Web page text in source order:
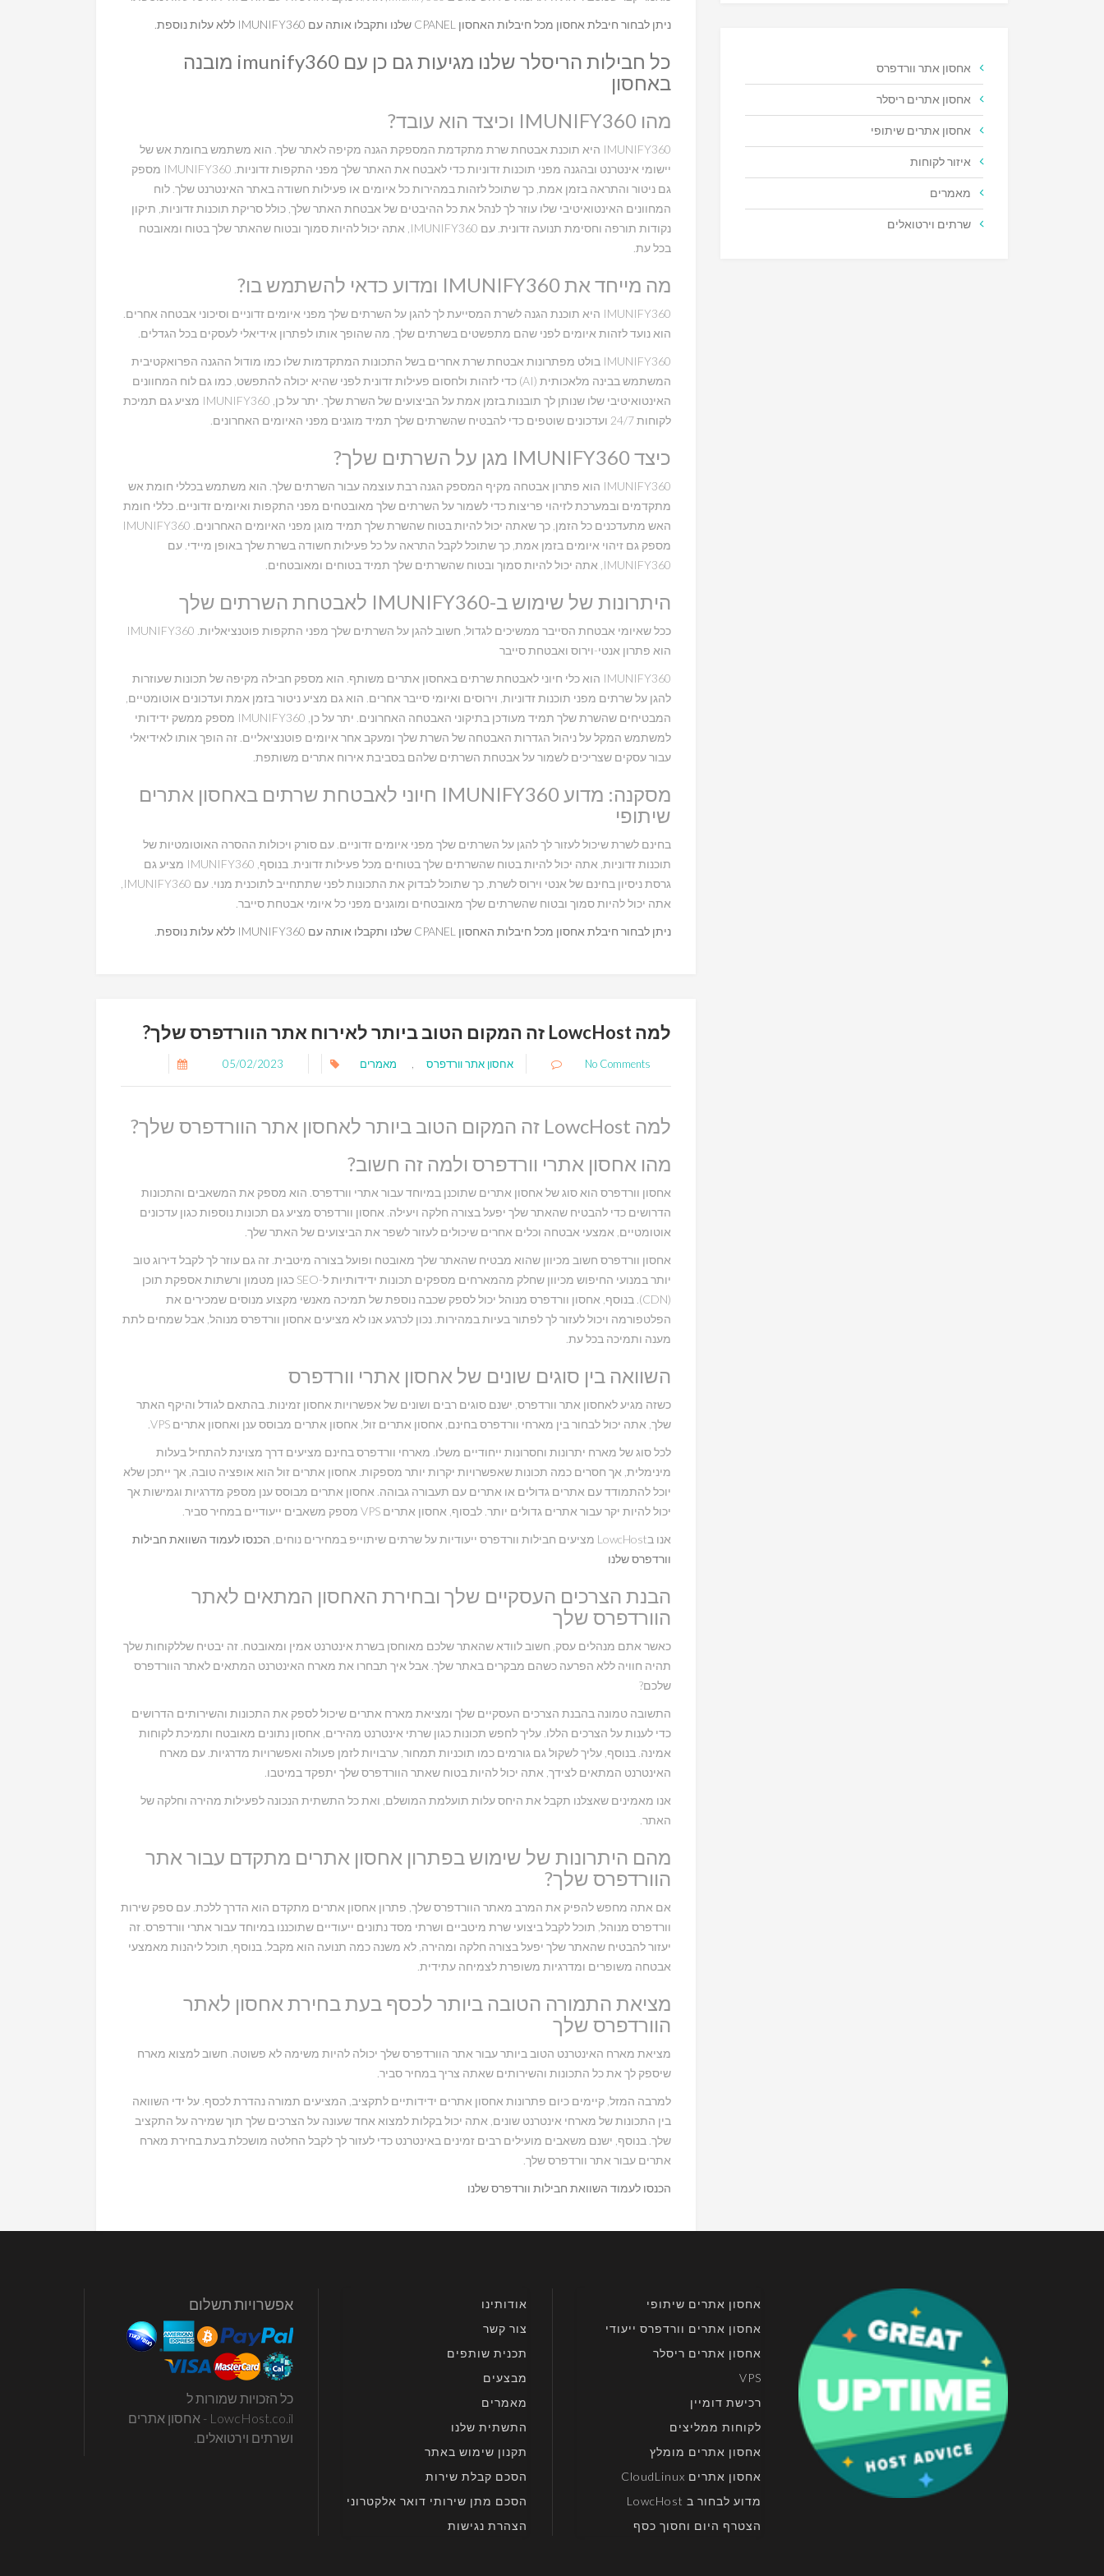
ניתן לבחור חיבלת אחסון מכל חיבלות האחסון CPANEL שלנו ותקבלו אותה עם IMUNIFY360 ללא עלות נוספת.
כל חבילות הריסלר שלנו מגיעות גם כן עם imunify360 מובנה
באחסון
מהו IMUNIFY360 וכיצד הוא עובד?
IMUNIFY360 היא תוכנת אבטחת שרת מתקדמת המספקת הגנה מקיפה לאתר שלך. הוא משתמש בחומת אש של
יישומי אינטרנט ובהגנה מפני תוכנות זדוניות כדי לאבטח את האתר שלך מפני התקפות זדוניות. IMUNIFY360 מספק
גם ניטור והתראה בזמן אמת, כך שתוכל לזהות במהירות כל איומים או פעילות חשודה באתר האינטרנט שלך. לוח
המחוונים האינטואיטיבי שלו עוזר לך לנהל את כל ההיבטים של אבטחת האתר שלך, כולל סריקת תוכנות זדוניות, תיקון
נקודות תורפה וחסימת תנועה זדונית. עם IMUNIFY360, אתה יכול להיות סמוך ובטוח שהאתר שלך בטוח ומאובטח
בכל עת.
מה מייחד את IMUNIFY360 ומדוע כדאי להשתמש בו?
IMUNIFY360 היא תוכנת הגנה לשרת המסייעת לך להגן על השרתים שלך מפני איומים זדוניים וסיכוני אבטחה אחרים.
הוא נועד לזהות איומים לפני שהם מתפשטים בשרתים שלך, מה שהופך אותו לפתרון אידיאלי לעסקים בכל הגדלים.
IMUNIFY360 בולט מפתרונות אבטחת שרת אחרים בשל התכונות המתקדמות שלו כמו מודול ההגנה הפרואקטיבית
המשתמש בבינה מלאכותית (AI) כדי לזהות ולחסום פעילות זדונית לפני שהיא יכולה להתפשט, כמו גם לוח המחוונים
האינטואיטיבי שלו שנותן לך תובנות בזמן אמת על הביצועים של השרת שלך. יתר על כן, IMUNIFY360 מציע גם תמיכת
לקוחות 24/7 ועדכונים שוטפים כדי להבטיח שהשרתים שלך תמיד מוגנים מפני האיומים האחרונים.
כיצד IMUNIFY360 מגן על השרתים שלך?
IMUNIFY360 הוא פתרון אבטחה מקיף המספק הגנה רבת עוצמה עבור השרתים שלך. הוא משתמש בכללי חומת אש
מתקדמים ובמערכת לזיהוי פריצות כדי לשמור על השרתים שלך מאובטחים מפני התקפות ואיומים זדוניים. כללי חומת
האש מתעדכנים כל הזמן, כך שאתה יכול להיות בטוח שהשרת שלך תמיד מוגן מפני האיומים האחרונים. IMUNIFY360
מספק גם זיהוי איומים בזמן אמת, כך שתוכל לקבל התראה על כל פעילות חשודה בשרת שלך באופן מיידי. עם
IMUNIFY360, אתה יכול להיות סמוך ובטוח שהשרתים שלך תמיד בטוחים ומאובטחים.
היתרונות של שימוש ב-IMUNIFY360 לאבטחת השרתים שלך
ככל שאיומי אבטחת הסייבר ממשיכים לגדול, חשוב להגן על השרתים שלך מפני התקפות פוטנציאליות. IMUNIFY360
הוא פתרון אנטי-וירוס ואבטחת סייבר
IMUNIFY360 הוא כלי חיוני לאבטחת שרתים באחסון אתרים משותף. הוא מספק חבילה מקיפה של תכונות שעוזרות
להגן על שרתים מפני תוכנות זדוניות, וירוסים ואיומי סייבר אחרים. הוא גם מציע ניטור בזמן אמת ועדכונים אוטומטיים,
המבטיחים שהשרת שלך תמיד מעודכן בתיקוני האבטחה האחרונים. יתר על כן, IMUNIFY360 מספק ממשק ידידותי
למשתמש המקל על ניהול הגדרות האבטחה של השרת שלך ומעקב אחר איומים פוטנציאליים. זה הופך אותו לאידיאלי
עבור עסקים שצריכים לשמור על אבטחת השרתים שלהם בסביבת אירוח אתרים משותפת.
מסקנה: מדוע IMUNIFY360 חיוני לאבטחת שרתים באחסון אתרים
שיתופי
בחינם לשרת שיכול לעזור לך להגן על השרתים שלך מפני איומים זדוניים. עם סורק ויכולות ההסרה האוטומטיות של
תוכנות זדוניות, אתה יכול להיות בטוח שהשרתים שלך בטוחים מכל פעילות זדונית. בנוסף, IMUNIFY360 מציע גם
אתה יכול להיות סמוך ובטוח שהשרתים שלך מאובטחים ומוגנים מפני כל איומי אבטחת סייבר.
ניתן לבחור חיבלת אחסון מכל חיבלות האחסון CPANEL שלנו ותקבלו אותה עם IMUNIFY360 ללא עלות נוספת.
למה LowcHost זה המקום הטוב ביותר לאירוח אתר הוורדפרס שלך?
05/02/2023 אחסון אתר וורדפרס מאמרים No Comments
למה LowcHost זה המקום הטוב ביותר לאחסון אתר הוורדפרס שלך?
מהו אחסון אתרי וורדפרס ולמה זה חשוב?
אחסון וורדפרס הוא סוג של אחסון אתרים שתוכנן במיוחד עבור אתרי וורדפרס. הוא מספק את המשאבים והתכונות
הדרושים כדי להבטיח שהאתר שלך יפעל בצורה חלקה ויעילה. אחסון וורדפרס מציע גם תכונות נוספות כגון עדכונים
אוטומטיים, אמצעי אבטחה וכלים אחרים שיכולים לעזור לשפר את הביצועים של האתר שלך.
אחסון וורדפרס חשוב מכיוון שהוא מבטיח שהאתר שלך מאובטח ופועל בצורה מיטבית. זה גם עוזר לך לקבל דירוג טוב
יותר במנועי החיפוש מכיוון שחלק מהמארחים מספקים תכונות ידידותיות ל-SEO כגון מטמון ורשתות אספקת תוכן
(CDN). בנוסף, אחסון וורדפרס מנוהל יכול לספק שכבה נוספת של תמיכה מאנשי מקצוע מנוסים שמכירים את
הפלטפורמה ויכול לעזור לך לפתור בעיות במהירות. נכון לכרגע אנו לא מציעים אחסון וורדפרס מנוהל, אבל שמחים לתת
מענה ותמיכה בכל עת.
השוואה בין סוגים שונים של אחסון אתרי וורדפרס
כשזה מגיע לאחסון אתר וורדפרס, ישנם סוגים רבים ושונים של אפשרויות אחסון זמינות. בהתאם לגודל והיקף האתר
שלך, אתה יכול לבחור בין מארחי וורדפרס בחינם, אחסון אתרים זול, אחסון אתרים מבוסס ענן ואחסון אתרים VPS.
לכל סוג של מארח יתרונות וחסרונות ייחודיים משלו. מארחי וורדפרס בחינם מציעים דרך מצוינת להתחיל בעלות
מינימלית, אך חסרים כמה תכונות שאפשרויות יקרות יותר מספקות. אחסון אתרים זול הוא אופציה טובה, אך ייתכן שלא
יוכל להתמודד עם אתרים גדולים או אתרים עם תעבורה גבוהה. אחסון אתרים מבוסס ענן מספק מדרגיות וגמישות אך
יכול להיות יקר עבור אתרים גדולים יותר. לבסוף, אחסון אתרים VPS מספק משאבים ייעודיים במחיר סביר.
אנו בLowcHost מציעים חבילות וורדפרס ייעודיות על שרתים שיתוייפ במחירים נוחים,
הכנסו לעמוד השוואת חבילות
וורדפרס שלנו
הבנת הצרכים העסקיים שלך ובחירת האחסון המתאים לאתר
הוורדפרס שלך
כאשר אתם מנהלים עסק, חשוב לוודא שהאתר שלכם מאוחסן בשרת אינטרנט אמין ומאובטח. זה יבטיח שללקוחות שלך
תהיה חוויה ללא הפרעה כשהם מבקרים באתר שלך. אבל איך תבחרו את מארח האינטרנט המתאים לאתר הוורדפרס
שלכם?
התשובה טמונה בהבנת הצרכים העסקיים שלך ומציאת מארח אתרים שיכול לספק את התכונות והשירותים הדרושים
כדי לענות על הצרכים הללו. עליך לחפש תכונות כגון שרתי אינטרנט מהירים, אחסון נתונים מאובטח ותמיכת לקוחות
אמינה. בנוסף, עליך לשקול גם גורמים כמו תוכניות תמחור, ערבויות לזמן פעולה ואפשרויות מדרגיות. עם מארח
האינטרנט המתאים לצידך, אתה יכול להיות בטוח שאתר הוורדפרס שלך יתפקד במיטבו.
אנו מאמינים שאצלנו תקבל את היחס עלות תועלמת המושלם, ואת כל התשתית הנכונה לפעילות מהירה וחלקה של
האתר.
מהם היתרונות של שימוש בפתרון אחסון אתרים מתקדם עבור אתר
הוורדפרס שלך?
אם אתה מחפש להפיק את המרב מאתר הוורדפרס שלך, פתרון אחסון אתרים מתקדם הוא הדרך ללכת. עם ספק שירות
וורדפרס מנוהל, תוכל לקבל ביצועי שרת מיטביים ושרתי מסד נתונים ייעודיים שתוכננו במיוחד עבור אתרי וורדפרס. זה
יעזור להבטיח שהאתר שלך יפעל בצורה חלקה ומהירה, לא משנה כמה תנועה הוא מקבל. בנוסף, תוכל ליהנות מאמצעי
אבטחה משופרים ומדרגיות משופרת לצמיחה עתידית.
מציאת התמורה הטובה ביותר לכסף בעת בחירת אחסון לאתר
הוורדפרס שלך
מציאת מארח האינטרנט הטוב ביותר עבור אתר הוורדפרס שלך יכולה להיות משימה לא פשוטה. חשוב למצוא מארח
שיספק לך את כל התכונות והשירותים שאתה צריך במחיר סביר.
למרבה המזל, קיימים כיום פתרונות אחסון אתרים ידידותיים לתקציב, המציעים תמורה נהדרת לכסף. על ידי השוואה
בין התכונות של מארחי אינטרנט שונים, אתה יכול בקלות למצוא אחד שעונה על הצרכים שלך תוך שמירה על התקציב
שלך. בנוסף, ישנם משאבים מועילים רבים זמינים באינטרנט כדי לעזור לך לקבל החלטה מושכלת בעת בחירת מארח
אתרים עבור אתר וורדפרס שלך.
הכנסו לעמוד השוואת חבילות וורדפרס שלנו
אחסון אתר וורדפרס
אחסון אתרים ריסלר
אחסון אתרים שיתופי
איזור לקוחות
מאמרים
שרתים וירטואלים
אחסון אתרים שיתופי
אחסון אתרים וורדפרס ייעודי
אחסון אתרים ריסלר
VPS
רכישת דומיין
לקוחות ממליצים
אחסון אתרים מומלץ
אחסון אתרים CloudLinux
מדוע לבחור ב LowcHost
הצטרף היום וחסוך כסף
אודותינו
צור קשר
תכנית שותפים
מבצעים
מאמרים
התשתית שלנו
תקנון שימוש באתר
הסכם קבלת שירות
הסכם מתן שירותי דואר אלקטרוני
הצהרת נגישות
אפשרויות תשלום
כל הזכויות שמורות ל
LowcHost.co.il - אחסון אתרים
ושרתים וירטואלים.